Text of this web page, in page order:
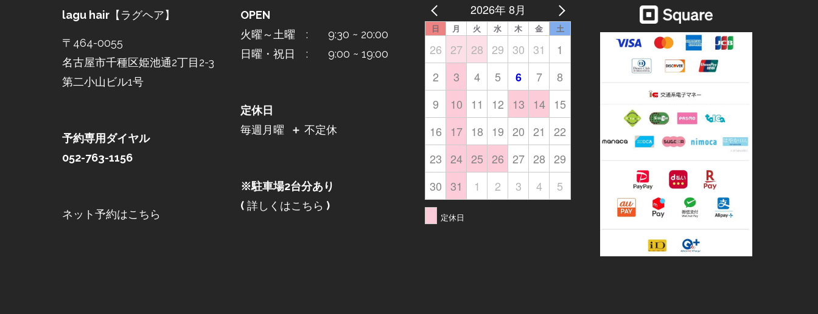
lagu hair 【ラグヘア】
〒464-0055
名古屋市千種区姫池通2丁目2-3
第二小山ビル1号
予約専用ダイヤル
052-763-1156
ネット予約はこちら
OPEN
火曜～土曜 : 9:30 ~ 20:00
日曜・祝日 : 9:00 ~ 19:00
定休日
毎週月曜
＋ 不定休
※駐車場2台分あり
(詳しくはこちら )
2026年 8月
日 月 火 水 木 金 土
26 27 28 29 30 31
1
2
3 4 5 6 7
8
9
10 11 12 13 14
15
16
17 18 19 20 21
22
23 24 25 26 27 28 29
30 31 1 2 3 4 5
定休日